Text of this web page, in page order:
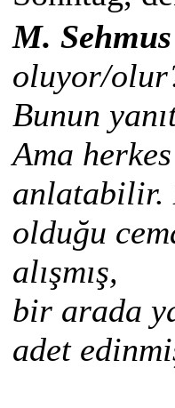
M.
oluyor/
Bunun
Ama
anlatabilir.
olduğu
alışmış,
bir arada
adet